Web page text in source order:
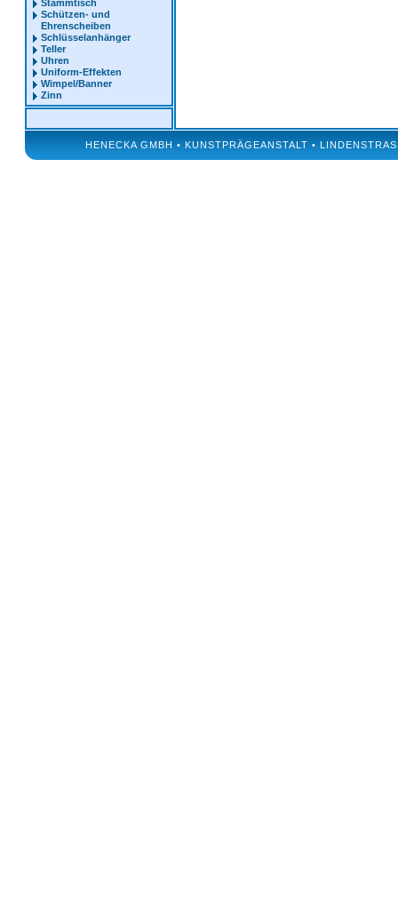
Stammtisch
Schützen- und
Ehrenscheiben
Schlüsselanhänger
Teller
Uhren
Uniform-Effekten
Wimpel/Banner
Zinn
HENECKA GMBH • KUNSTPRÄGEANSTALT •